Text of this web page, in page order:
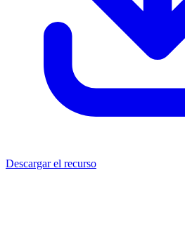
Descargar el recurso